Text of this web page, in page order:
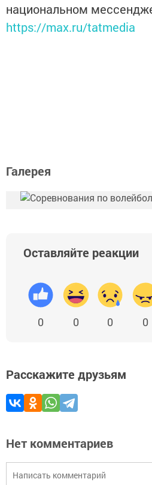
национальном
https://max.ru/tatmedia
Галерея
Оставляйте реакции
0 0 0 0
Расскажите друзьям
Нет комментариев